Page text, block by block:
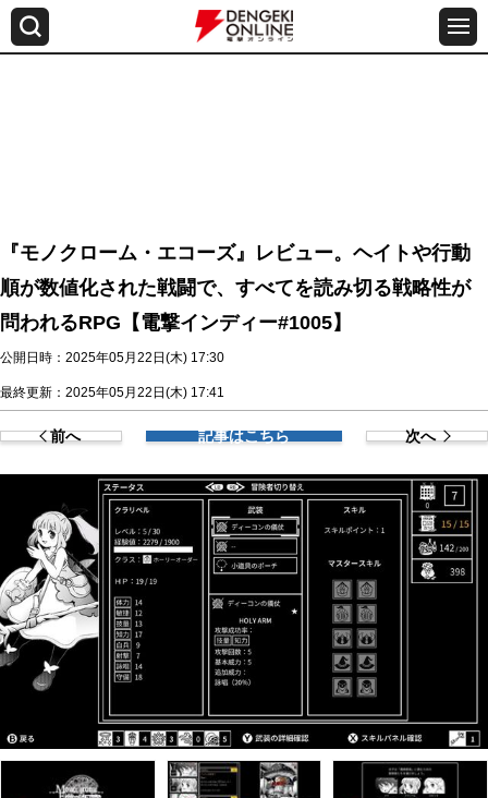
『モノクローム・エコーズ』レビュー。ヘイトや行動
順が数値化された戦闘で、すべてを読み切る戦略性が
問われるRPG【電撃インディー#1005】
公開日時：2025年05月22日(木) 17:30
最終更新：2025年05月22日(木) 17:41
前へ 記事はこちら 次へ